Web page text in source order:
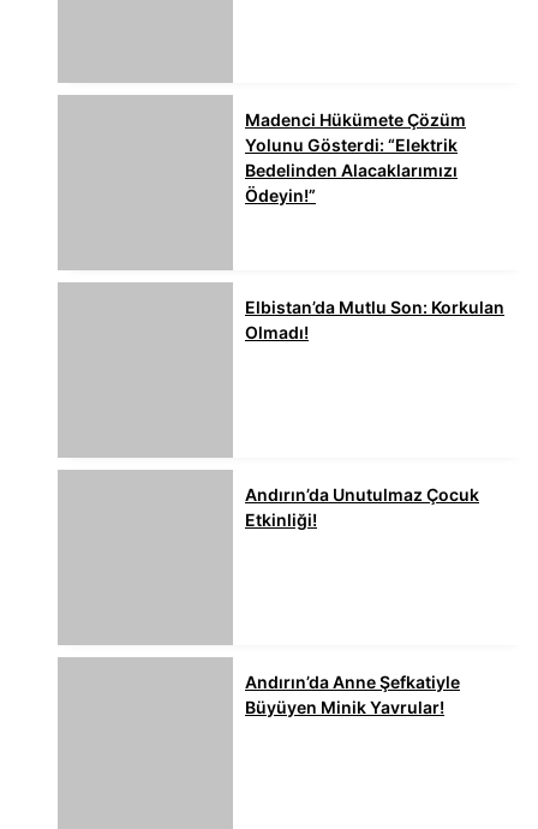
Madenci Hükümete Çözüm
Yolunu Gösterdi: “Elektrik
Bedelinden Alacaklarımızı
Ödeyin!”
Elbistan’da Mutlu Son: Korkulan
Olmadı!
Andırın’da Unutulmaz Çocuk
Etkinliği!
Andırın’da Anne Şefkatiyle
Büyüyen Minik Yavrular!